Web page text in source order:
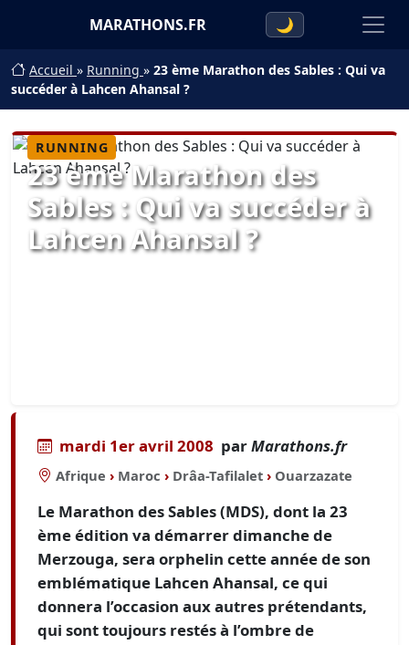
MARATHONS.FR 🌙
Accueil » Running » 23 ème Marathon des Sables : Qui va
succéder à Lahcen Ahansal ?
RUNNING
23 ème Marathon des
Sables : Qui va succéder à
Lahcen Ahansal ?
mardi 1er avril 2008 parMarathons.fr
Afrique › Maroc › Drâa-Tafilalet › Ouarzazate
Le Marathon des Sables (MDS), dont la 23
ème édition va démarrer dimanche de
Merzouga, sera orphelin cette année de son
emblématique Lahcen Ahansal, ce qui
donnera l’occasion aux autres prétendants,
qui sont toujours restés à l’ombre de